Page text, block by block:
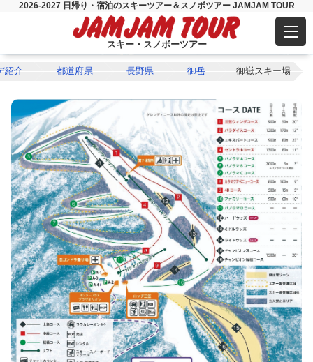
2026-2027 日帰り・宿泊のスキーツアー＆スノボツアー JAMJAM TOUR
スキー・スノボーツアー
紹介 都道府県 長野県 御岳 御嶽スキー場